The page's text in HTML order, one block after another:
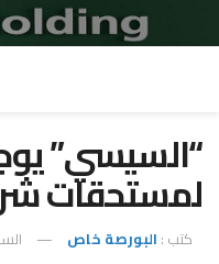
“السيسي”
لمستحقات
كتب : البورصة خاص السبت 4